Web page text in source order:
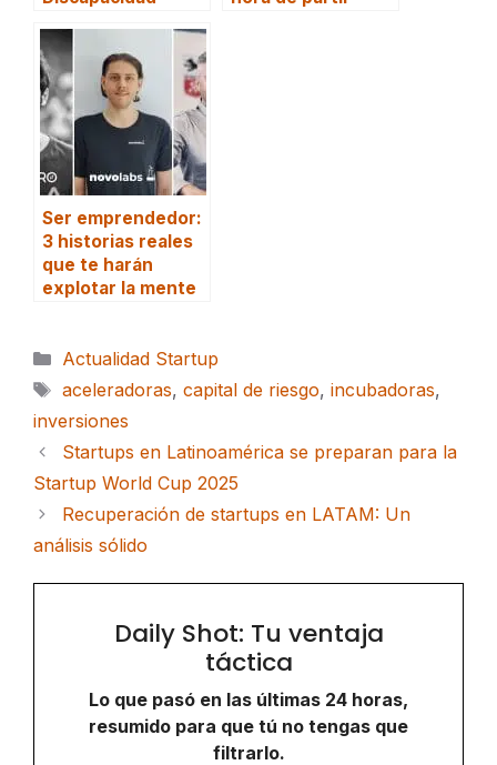
Ser emprendedor:
3 historias reales
que te harán
explotar la mente
Categorías
Actualidad Startup
Etiquetas
aceleradoras, capital de riesgo, incubadoras,
inversiones
Startups en Latinoamérica se preparan para la
Startup World Cup 2025
Recuperación de startups en LATAM: Un
análisis sólido
Daily Shot: Tu ventaja
táctica
Lo que pasó en las últimas 24 horas,
resumido para que tú no tengas que
filtrarlo.